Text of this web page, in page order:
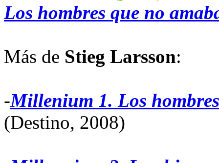
Los hombres que no
Más de Stieg Larsson:
-Millenium 1. Los
(Destino, 2008)